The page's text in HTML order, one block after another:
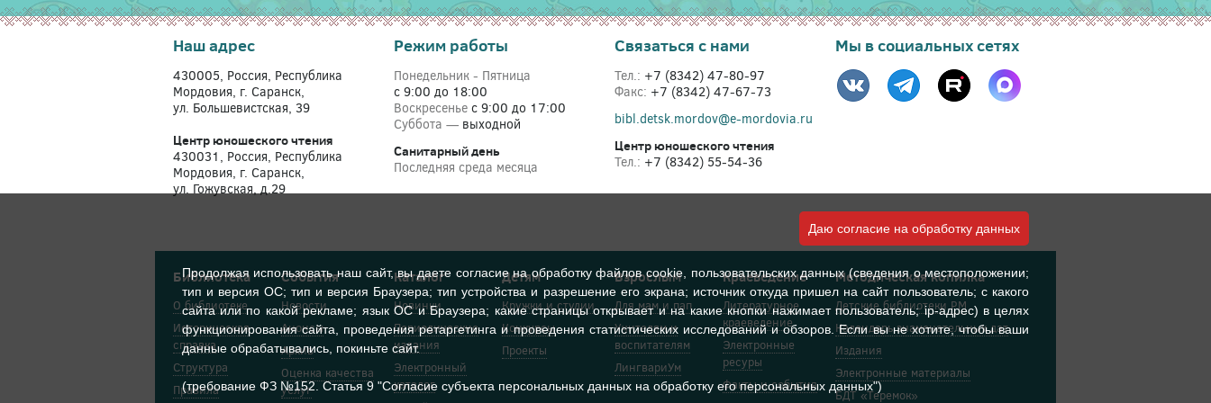
Наш адрес
430005, Россия, Республика
Мордовия, г. Саранск,
ул. Большевистская, 39
Центр юношеского чтения
430031, Россия, Республика
Мордовия, г. Саранск,
ул. Гожувская, д.29
Режим работы
Понедельник - Пятница
с 9:00 до 18:00
Воскресенье с 9:00 до 17:00
Суббота — выходной
Санитарный день
Последняя среда месяца
Связаться с нами
Тел.: +7 (8342) 47-80-97
Факс: +7 (8342) 47-67-73
bibl.detsk.mordov@e-mordovia.ru
Центр юношеского чтения
Тел.: +7 (8342) 55-54-36
Мы в социальных сетях
Библиотека
О библиотеке
Историческая
справка
Структура
Правила
События
Новости
Анонсы
Архив
Оценка качества
услуг
Каталог
Новинки
Периодические
издания
Электронный
каталог
Детям
Кружки и студии
Конкурсы
Проекты
Взрослым
Для мам и пап
Учителям и
воспитателям
ЛингвариУм
Краеведение
Литературное
краеведение
Электронные
ресуры
Факты и события
Методическая копилка
Детские библиотеки РМ
Календарь знаменательных дат
Издания
Электронные материалы
БДТ «Теремок»
Даю согласие на обработку данных
Продолжая использовать наш сайт, вы даете согласие на обработкуфайлов cookie , пользовательских данных (сведения о местоположении;
тип и версия ОС; тип и версия Браузера; тип устройства и разрешение его экрана; источник откуда пришел на сайт пользователь; с какого
сайта или по какой рекламе; язык ОС и Браузера; какие страницы открывает и на какие кнопки нажимает пользователь; ip-адрес) в целях
функционирования сайта, проведения ретаргетинга и проведения статистических исследований и обзоров. Если вы не хотите, чтобы ваши
данные обрабатывались, покиньте сайт.
(требование ФЗ №152. Статья 9 "Согласие субъекта персональных данных на обработку его персональных данных")